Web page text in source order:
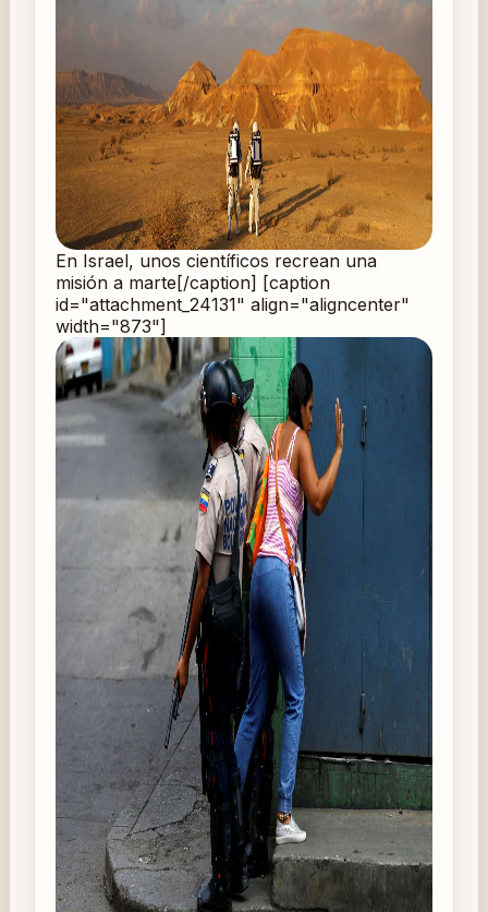
En Israel, unos científicos recrean una
misión a marte[/caption] [caption
id="attachment_24131" align="aligncenter"
width="873"]